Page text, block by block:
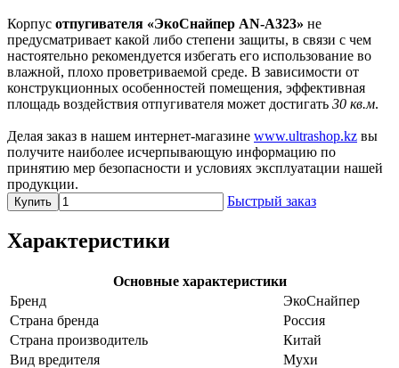
Корпус отпугивателя «ЭкоСнайпер AN-A323» не
предусматривает какой либо степени защиты, в связи с чем
настоятельно рекомендуется избегать его использование во
влажной, плохо проветриваемой среде. В зависимости от
конструкционных особенностей помещения, эффективная
площадь воздействия отпугивателя может достигать 30 кв.м.
Делая заказ в нашем интернет-магазине www.ultrashop.kz вы
получите наиболее исчерпывающую информацию по
принятию мер безопасности и условиях эксплуатации нашей
продукции.
Купить Быстрый заказ
Характеристики
Основные характеристики
Бренд
ЭкоСнайпер
Страна бренда
Россия
Страна производитель
Китай
Вид вредителя
Мухи